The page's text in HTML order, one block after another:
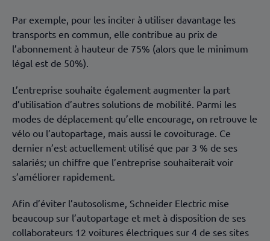
Par exemple, pour les inciter à utiliser davantage les
transports en commun, elle contribue au prix de
l’abonnement à hauteur de 75% (alors que le minimum
légal est de 50%).
L’entreprise souhaite également augmenter la part
d’utilisation d’autres solutions de mobilité. Parmi les
modes de déplacement qu’elle encourage, on retrouve le
vélo ou l’autopartage, mais aussi le covoiturage. Ce
dernier n’est actuellement utilisé que par 3 % de ses
salariés; un chiffre que l’entreprise souhaiterait voir
s’améliorer rapidement.
Afin d’éviter l’autosolisme, Schneider Electric mise
beaucoup sur l’autopartage et met à disposition de ses
collaborateurs 12 voitures électriques sur 4 de ses sites